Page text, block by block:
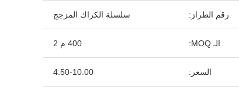
رقم الطراز: سلسلة الكراك المزجج
الـ MOQ: 400 م 2
السعر: 4.50-10.00